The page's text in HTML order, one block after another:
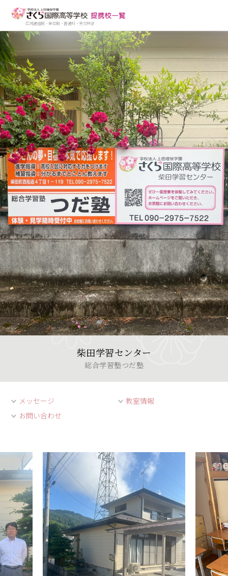
広域通信制・単位制・普通科・男女共学
柴田学習センター
総合学習塾つだ塾
メッセージ
教室情報
お問い合わせ